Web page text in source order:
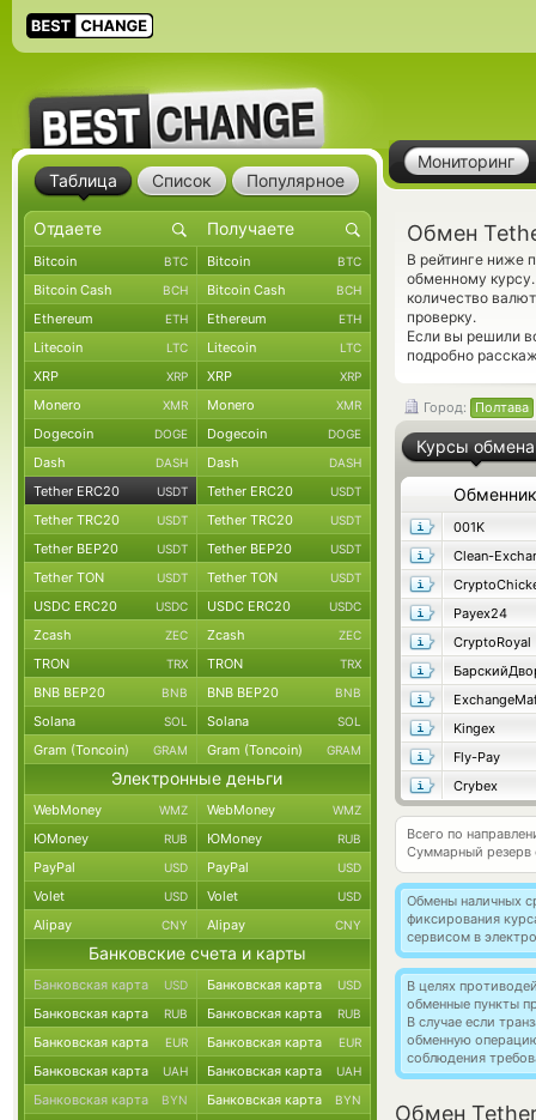
Мониторинг
Обмен
В рейтинге ниже
обменному
количество
проверку.
Если вы решили
подробно
Город: Полтава
Курсы обмена
Обменник
001K
Clean-
Payex24
CryptoRoyal
Kingex
Fly-Pay
Crybex
Всего по
Суммарный резерв
Обмены наличных
фиксирования
сервисом в
В целях
обменные пункты
В случае если
обменную
соблюдения
Обмен Tether
Таблица Список Популярное
Bitcoin BTC Bitcoin BTC
Bitcoin Cash BCH Bitcoin Cash BCH
Ethereum ETH Ethereum ETH
Litecoin LTC Litecoin LTC
XRP XRP XRP XRP
Monero XMR Monero XMR
Dogecoin DOGE Dogecoin DOGE
Dash DASH Dash DASH
Tether ERC20 USDT Tether ERC20 USDT
Tether TRC20 USDT Tether TRC20 USDT
Tether BEP20 USDT Tether BEP20 USDT
Tether TON USDT Tether TON USDT
USDC ERC20 USDC USDC ERC20 USDC
Zcash ZEC Zcash ZEC
TRON TRX TRON TRX
BNB BEP20 BNB BNB BEP20 BNB
Solana SOL Solana SOL
Gram (Toncoin) GRAM Gram (Toncoin) GRAM
Электронные деньги
WebMoney WMZ WebMoney WMZ
ЮMoney RUB ЮMoney RUB
PayPal USD PayPal USD
Volet USD Volet USD
Alipay CNY Alipay CNY
Банковские счета и карты
Банковская карта USD Банковская карта USD
Банковская карта RUB Банковская карта RUB
Банковская карта EUR Банковская карта EUR
Банковская карта UAH Банковская карта UAH
Банковская карта BYN Банковская карта BYN